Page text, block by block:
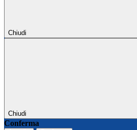
Chiudi
Chiudi
Conferma